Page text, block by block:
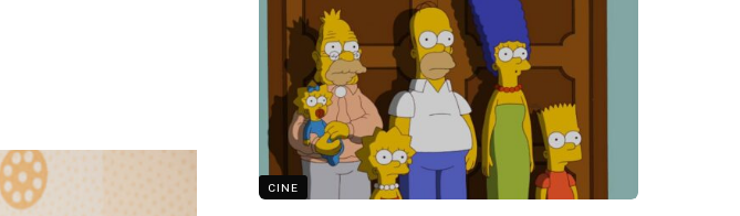
CINE